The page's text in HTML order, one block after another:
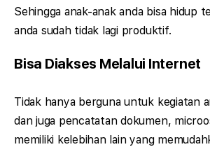
Sehingga anak-anak anda bisa hidup
anda sudah tidak lagi produktif.
Bisa Diakses Melalui Internet
Tidak hanya berguna untuk kegiatan
dan juga pencatatan dokumen,
memiliki kelebihan lain yang